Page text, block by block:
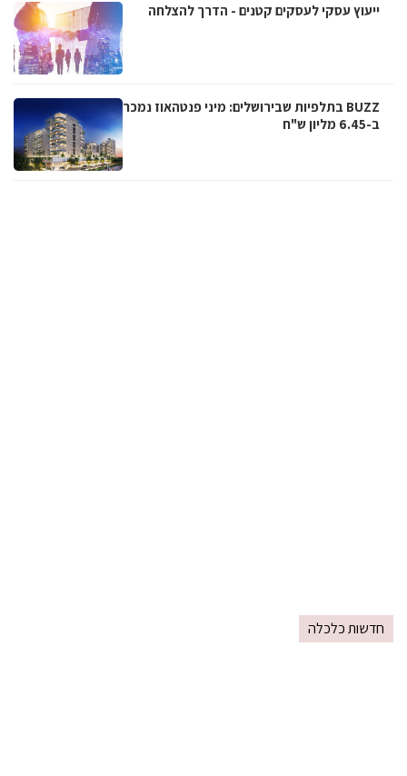
ייעוץ עסקי לעסקים קטנים - הדרך להצלחה
BUZZ בתלפיות שבירושלים: מיני פנטהאוז נמכר
ב-6.45 מליון ש"ח
חדשות כלכלה